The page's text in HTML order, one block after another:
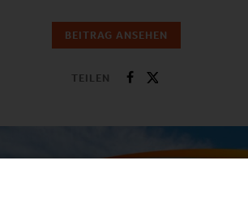
BEITRAG ANSEHEN
TEILEN